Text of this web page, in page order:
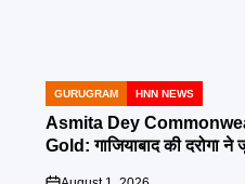
POSTED
IN
GURUGRAM HNN NEWS
Asmita Dey
Gold: गाजियाबाद की दरोगा ने